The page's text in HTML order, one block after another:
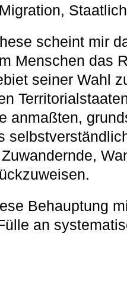
scheint mir
Menschen das
seiner Wahl
anmaßten,
Behauptung
an